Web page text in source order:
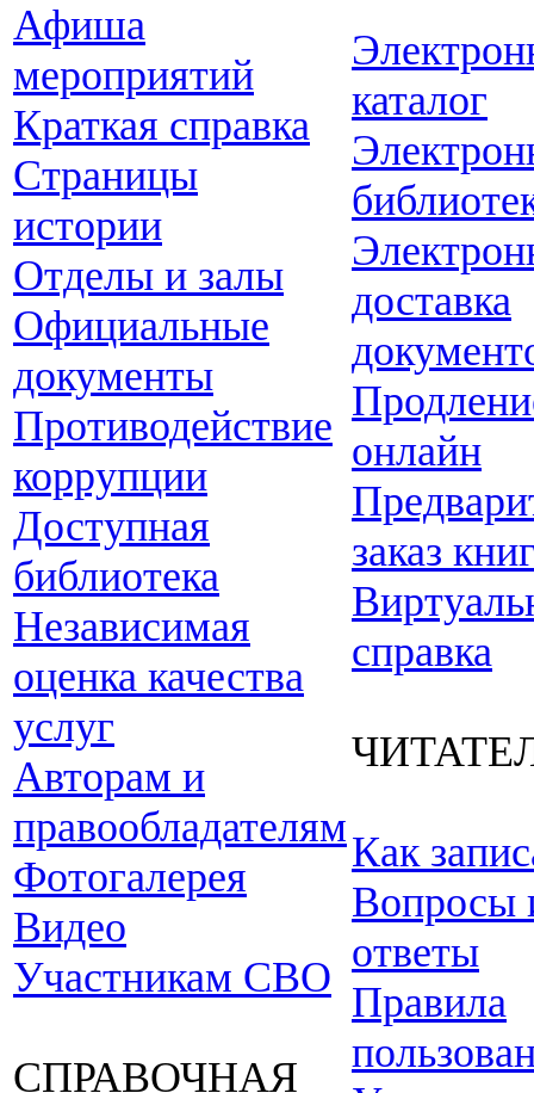
Афиша
мероприятий
Краткая справка
Страницы
истории
Отделы и залы
Официальные
документы
Противодействие
коррупции
Доступная
библиотека
Независимая
оценка качества
услуг
Авторам и
правообладателям
Фотогалерея
Видео
Участникам СВО
СПРАВОЧНАЯ
каталог
доставка
онлайн
заказ
справка
Как
Вопросы
ответы
Правила